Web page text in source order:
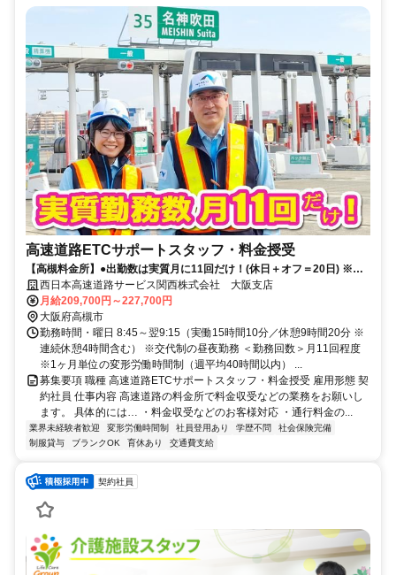
高速道路ETCサポートスタッフ・料金授受
【高槻料金所】●出勤数は実質月に11回だけ！(休日＋オフ＝20日) ※詳
細は原稿内をチェック
西日本高速道路サービス関西株式会社 大阪支店
月給209,700円～227,700円
大阪府高槻市
勤務時間・曜日 8:45～翌9:15（実働15時間10分／休憩9時間20分 ※
連続休憩4時間含む） ※交代制の昼夜勤務 ＜勤務回数＞月11回程度
※1ヶ月単位の変形労働時間制（週平均40時間以内） ...
募集要項 職種 高速道路ETCサポートスタッフ・料金授受 雇用形態 契
約社員 仕事内容 高速道路の料金所で料金収受などの業務をお願いし
ます。 具体的には… ・料金収受などのお客様対応 ・通行料金の...
業界未経験者歓迎 変形労働時間制 社員登用あり 学歴不問
社会保険完備
制服貸与
ブランクOK 育休あり 交通費支給
契約社員